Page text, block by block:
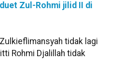
Zul-Rohmi jilid II di
tidak lagi
Rohmi Djalillah tidak